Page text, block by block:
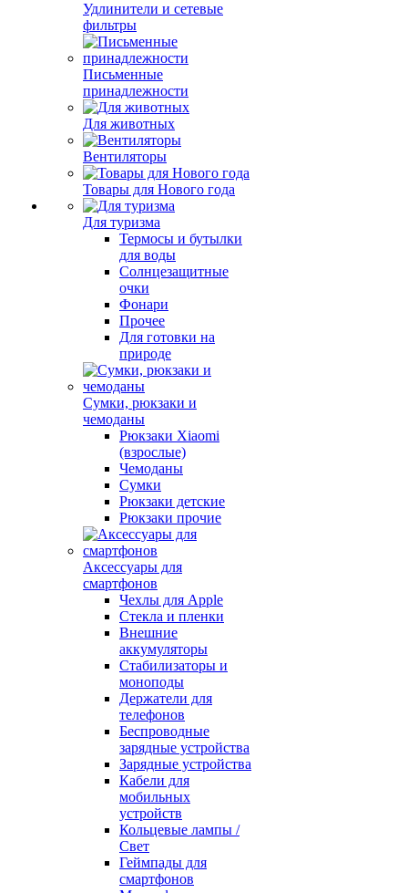
Удлинители и сетевые
фильтры
Письменные
принадлежности
Для животных
Вентиляторы
Товары для Нового года
Для туризма
Термосы и бутылки
для воды
Солнцезащитные
очки
Фонари
Прочее
Для готовки на
природе
Сумки, рюкзаки и
чемоданы
Рюкзаки Xiaomi
(взрослые)
Чемоданы
Сумки
Рюкзаки детские
Рюкзаки прочие
Аксессуары для
смартфонов
Чехлы для Apple
Стекла и пленки
Внешние
аккумуляторы
Стабилизаторы и
моноподы
Держатели для
телефонов
Беспроводные
зарядные устройства
Зарядные устройства
Кабели для
мобильных
устройств
Кольцевые лампы /
Свет
Геймпады для
смартфонов